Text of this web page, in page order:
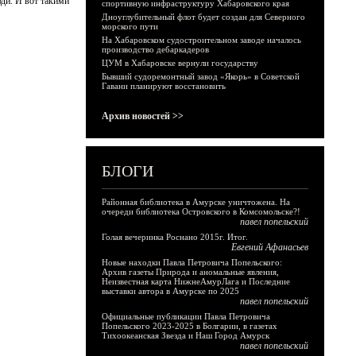
спортивную инфраструктуру Хабаровского края
Дноуглубительный флот будет создан для Северного
морского пути
На Хабаровском судостроительном заводе началось
производство дебаркадеров
ЦУМ в Хабаровске вернули государству
Бывший судоремонтный завод «Якорь» в Советской
Гавани планируют восстановить
Архив новостей >>
БЛОГИ
Районная библиотека в Амурске уничтожена. На
очереди библиотека Островского в Комсомольске?!
павел попельский
Голая вечеринка Роснано 2015г. Итог.
Евгений Афанасьев
Новые находки Павла Петровича Попельского:
Архив газеты Природа и аномальные явления,
Неизвестная карта НижнеАмурЛага и Последние
выставки автора в Амурске по 2025
павел попельский
Официальные публикации Павла Петровича
Попельского 2023-2025 в Болгарии, в газетах
Тихоокеанская Звезда и Наш Город Амурск
павел попельский